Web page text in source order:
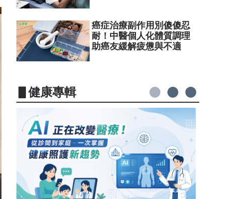
癌症治療副作用別傻傻忍
耐！中醫個人化體質調理
助癌友緩解疲憊與不適
▋健康專輯